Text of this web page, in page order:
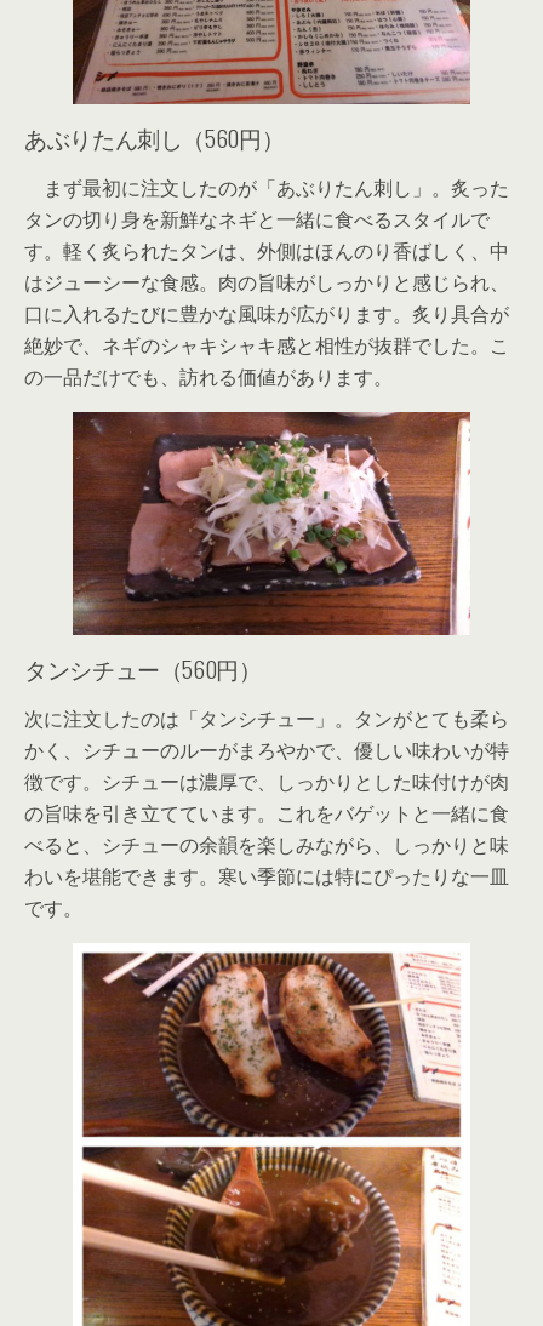
あぶりたん刺し（560円）
まず最初に注文したのが「あぶりたん刺し」。炙った
タンの切り身を新鮮なネギと一緒に食べるスタイルで
す。軽く炙られたタンは、外側はほんのり香ばしく、中
はジューシーな食感。肉の旨味がしっかりと感じられ、
口に入れるたびに豊かな風味が広がります。炙り具合が
絶妙で、ネギのシャキシャキ感と相性が抜群でした。こ
の一品だけでも、訪れる価値があります。
タンシチュー（560円）
次に注文したのは「タンシチュー」。タンがとても柔ら
かく、シチューのルーがまろやかで、優しい味わいが特
徴です。シチューは濃厚で、しっかりとした味付けが肉
の旨味を引き立てています。これをバゲットと一緒に食
べると、シチューの余韻を楽しみながら、しっかりと味
わいを堪能できます。寒い季節には特にぴったりな一皿
です。